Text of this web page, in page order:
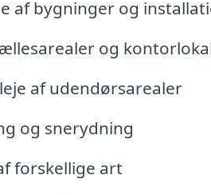
af bygninger og
og
af udendørsarealer
og snerydning
forskellige art